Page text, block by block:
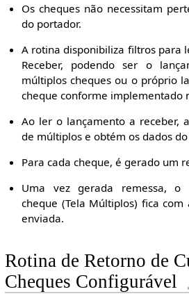
Os cheques não necessitam
do portador.
A rotina disponibiliza filtros para
Receber, podendo ser o
múltiplos cheques ou o próprio
cheque conforme implementado
Ao ler o lançamento a receber,
de múltiplos e obtém os dados
Para cada cheque, é gerado um
Uma vez gerada remessa, o
cheque (Tela Múltiplos) fica com
enviada.
Rotina de Retorno de
Cheques Configurável